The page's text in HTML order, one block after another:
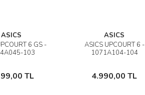
ASICS
6 GS -
103
TL
İncele
Ekle
ASICS
ASICS UPCOURT 6 -
1071A104-104
4.990,00 TL
İncele
Sepete Ekle